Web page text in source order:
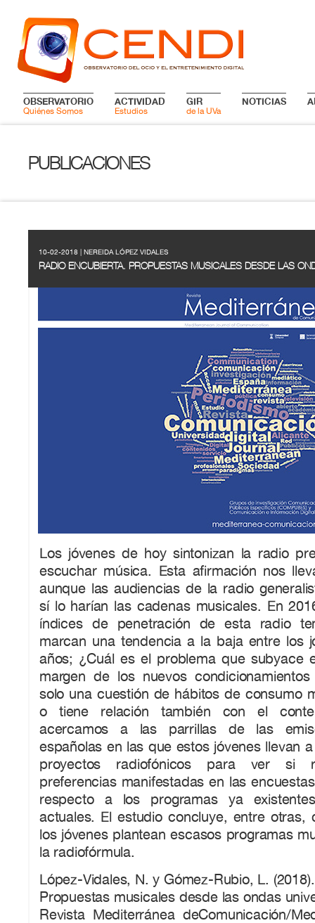
OBSERVATORIO
Quiénes Somos
ACTIVIDAD
Estudios
GIR
de la UVa
NOTICIAS
PUBLICACIONES
10-02-2018 | NEREIDA LÓPEZ VIDALES
RADIO ENCUBIERTA. PROPUESTAS MUSICALES DESDE LAS
Los jóvenes de hoy sintonizan la radio
escuchar música. Esta afirmación nos
aunque las audiencias de la radio
sí lo harían las cadenas musicales. En
índices de penetración de esta radio
marcan una tendencia a la baja entre los
años; ¿Cuál es el problema que subyace
margen de los nuevos
solo una cuestión de hábitos de consumo
o tiene relación también con el
acercamos a las parrillas de las
españolas en las que estos jóvenes llevan
proyectos radiofónicos para ver si
preferencias manifestadas en las
respecto a los programas ya
actuales. El estudio concluye, entre
los jóvenes plantean escasos programas
la radiofórmula.
López-Vidales, N. y Gómez-Rubio, L.
Propuestas musicales desde las ondas
Revista Mediterránea deComunicación/